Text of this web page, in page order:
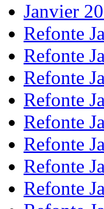
Janvier
Refonte
Refonte
Refonte
Refonte
Refonte
Refonte
Refonte
Refonte